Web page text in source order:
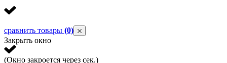
сравнить товары (0)
Закрыть окно
(Окно закроется через сек.)